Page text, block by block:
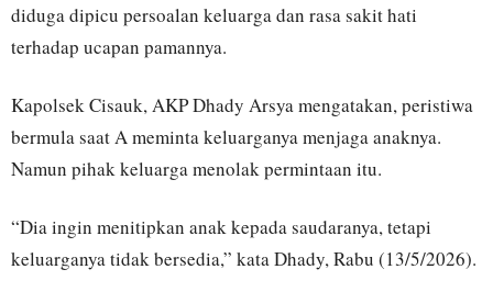
diduga dipicu persoalan keluarga dan rasa sakit hati
terhadap ucapan pamannya.
Kapolsek Cisauk, AKP Dhady Arsya mengatakan, peristiwa
bermula saat A meminta keluarganya menjaga anaknya.
Namun pihak keluarga menolak permintaan itu.
“Dia ingin menitipkan anak kepada saudaranya, tetapi
keluarganya tidak bersedia,” kata Dhady, Rabu (13/5/2026).